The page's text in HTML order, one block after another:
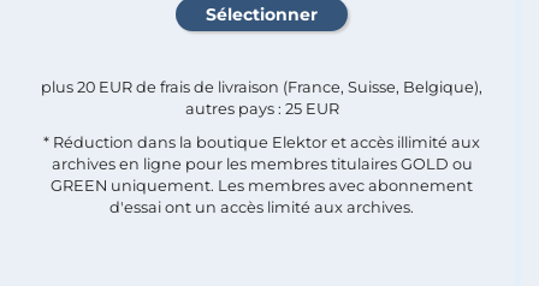
plus 20 EUR de frais de livraison (France, Suisse, Belgique),
autres pays : 25 EUR
* Réduction dans la boutique Elektor et accès illimité aux
archives en ligne pour les membres titulaires GOLD ou
GREEN uniquement. Les membres avec abonnement
d'essai ont un accès limité aux archives.